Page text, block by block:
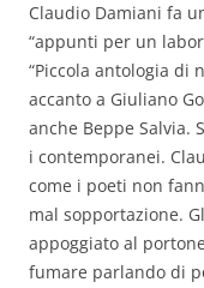
Claudio Damiani fa
“appunti per un
“Piccola antologia di
accanto a Giuliano
anche Beppe Salvia.
i contemporanei.
come i poeti non
mal sopportazione.
appoggiato al
fumare parlando di